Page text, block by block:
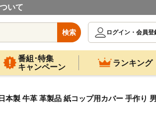
いて
検索
ログイン・会員登
番組･特集
キャンペーン
ランキング
製 牛革 革製品 紙コップ用カバー 手作り